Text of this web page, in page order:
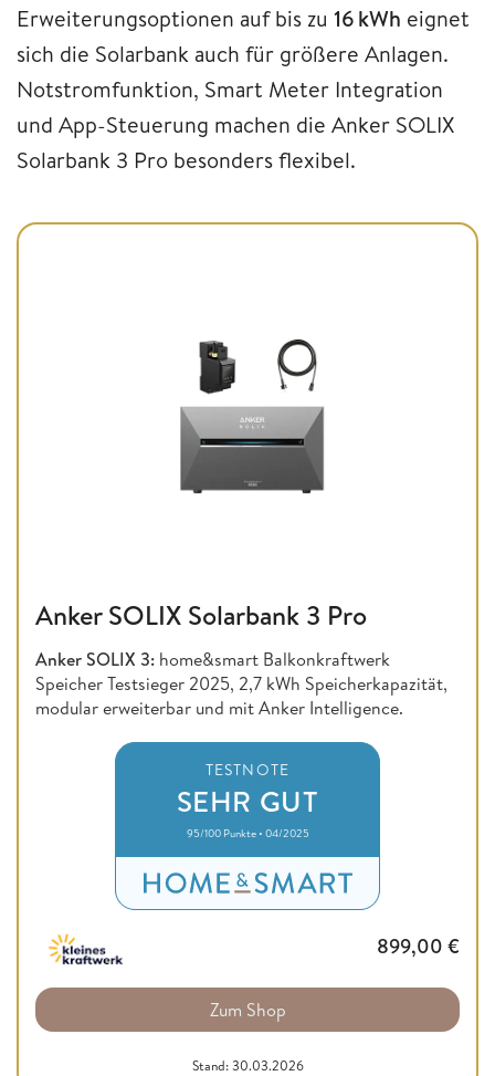
Erweiterungsoptionen auf bis zu 16 kWh eignet
sich die Solarbank auch für größere Anlagen.
Notstromfunktion, Smart Meter Integration
und App-Steuerung machen die Anker SOLIX
Solarbank 3 Pro besonders flexibel.
Anker SOLIX Solarbank 3 Pro
Anker SOLIX 3: home&smart Balkonkraftwerk
Speicher Testsieger 2025, 2,7 kWh Speicherkapazität,
modular erweiterbar und mit Anker Intelligence.
TESTNOTE
SEHR GUT
95/100 Punkte • 04/2025
899,00 €
Zum Shop
Stand: 30.03.2026